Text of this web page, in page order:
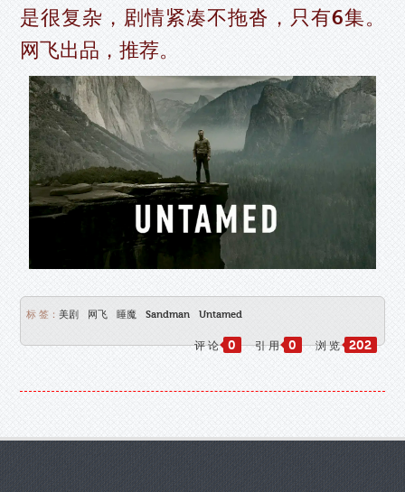
是很复杂，剧情紧凑不拖沓，只有6集。
网飞出品，推荐。
标 签：美剧 网飞 睡魔 Sandman Untamed
评 论 0 引 用 0 浏 览 202